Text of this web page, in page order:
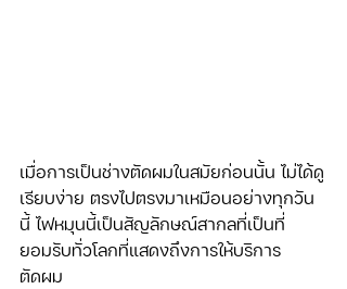
เมื่อการเป็นช่างตัดผมในสมัยก่อนนั้น ไม่ได้ดู
เรียบง่าย ตรงไปตรงมาเหมือนอย่างทุกวัน
นี้ ไฟหมุนนี้เป็นสัญลักษณ์สากลที่เป็นที่
ยอมรับทั่วโลกที่แสดงถึงการให้บริการ
ตัดผม